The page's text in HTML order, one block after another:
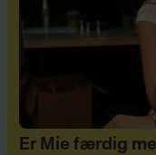
Er Mie færdig